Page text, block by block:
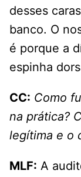
desses
banco. O
é porque a
espinha
CC: Como
na prática?
legítima e o
MLF: A